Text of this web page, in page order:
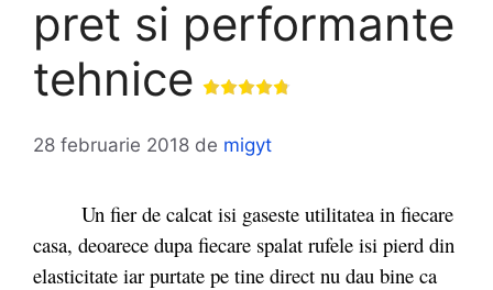
pret si performante
tehnice
28 februarie 2018 de migyt
Un fier de calcat isi gaseste utilitatea in fiecare
casa, deoarece dupa fiecare spalat rufele isi pierd din
elasticitate iar purtate pe tine direct nu dau bine ca